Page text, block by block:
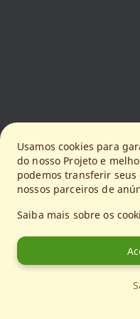
Usamos cookies para
do nosso Projeto e
podemos transferir seus
nossos parceiros de
Saiba mais sobre os